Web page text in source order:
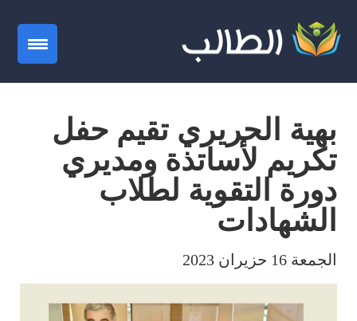
بهية الحريري تقيم حفل
تكريم لأساتذة ومديري
دورة التقوية لطلاب
الشهادات
الجمعة 16 حزيران 2023